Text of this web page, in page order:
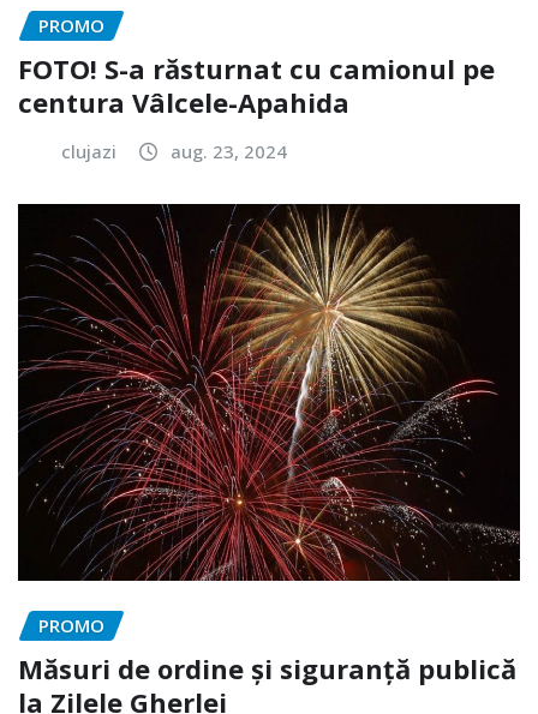
PROMO
FOTO! S-a răsturnat cu camionul pe
centura Vâlcele-Apahida
clujazi aug. 23, 2024
PROMO
Măsuri de ordine și siguranță publică
la Zilele Gherlei